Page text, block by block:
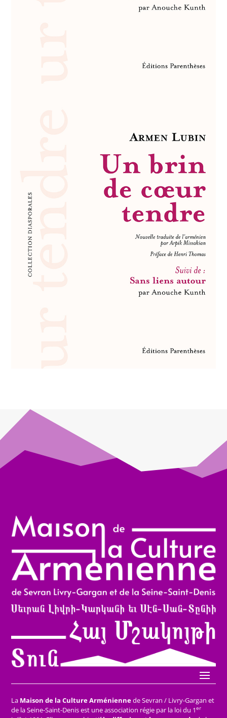
La Maison de la Culture Arméniennede Sevran / Livry-Gargan et
de la Seine-Saint-Denis est une association régie par la loi du 1er